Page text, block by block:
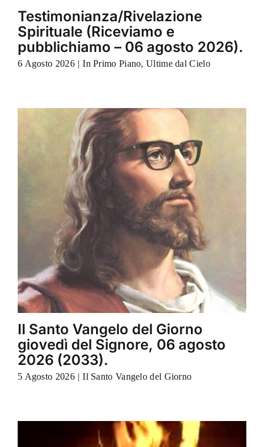
Testimonianza/Rivelazione
Spirituale (Riceviamo e
pubblichiamo – 06 agosto 2026).
6 Agosto 2026 | In Primo Piano,Ultime dal Cielo
Il Santo Vangelo del Giorno
giovedì del Signore, 06 agosto
2026 (2033).
5 Agosto 2026 | Il Santo Vangelo del Giorno